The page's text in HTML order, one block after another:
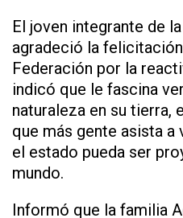
El joven integrante de
agradeció la
Federación por la
indicó que le fascina
naturaleza en su tierra,
que más gente asista a
el estado pueda ser
mundo.
Informó que la familia